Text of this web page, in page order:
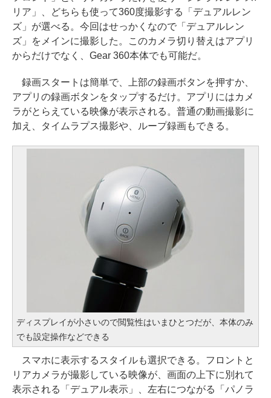
リア」、どちらも使って360度撮影する「デュアルレン
ズ」が選べる。今回はせっかくなので「デュアルレン
ズ」をメインに撮影した。このカメラ切り替えはアプリ
からだけでなく、Gear 360本体でも可能だ。
録画スタートは簡単で、上部の録画ボタンを押すか、
アプリの録画ボタンをタップするだけ。アプリにはカメ
ラがとらえている映像が表示される。普通の動画撮影に
加え、タイムラプス撮影や、ループ録画もできる。
ディスプレイが小さいので閲覧性はいまひとつだが、本体のみ
でも設定操作などできる
スマホに表示するスタイルも選択できる。フロントと
リアカメラが撮影している映像が、画面の上下に別れて
表示される「デュアル表示」、左右につながる「パノラ